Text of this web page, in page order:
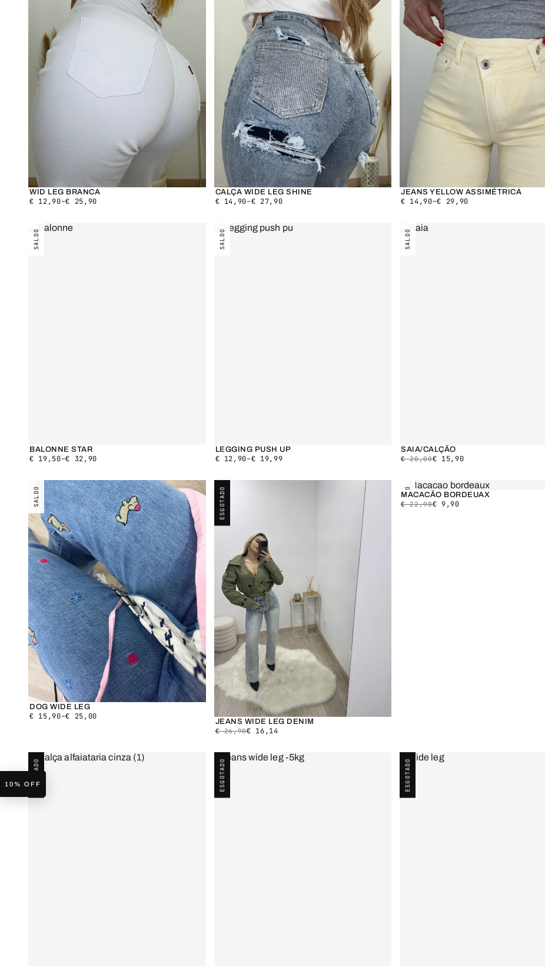
WID LEG BRANCA
€ 12,90–€ 25,90
CALÇA WIDE LEG SHINE
€ 14,90–€ 27,90
JEANS YELLOW ASSIMÉTRICA
€ 14,90–€ 29,90
SALDO
BALONNE STAR
€ 19,50–€ 32,90
SALDO
LEGGING PUSH UP
€ 12,90–€ 19,99
SALDO
SAIA/CALÇÃO
€20,00€ 15,90
SALDO
DOG WIDE LEG
€ 15,90–€ 25,00
ESGOTADO
JEANS WIDE LEG DENIM
€26,90€ 16,14
SALDO
MACACÃO BORDEUAX
€22,90€ 9,90
ESGOTADO ESGOTADO ESGOTADO
10% OFF